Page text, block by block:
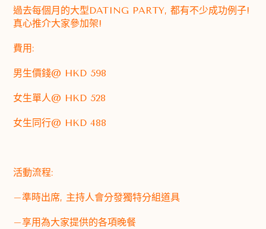
過去每個月的大型DATING PARTY, 都有不少成功例子!
真心推介大家參加架!
費用:
男生價錢@ HKD 598
女生單人@ HKD 528
女生同行@ HKD 488
活動流程:
–準時出席, 主持人會分發獨特分組道具
–享用為大家提供的各項晚餐